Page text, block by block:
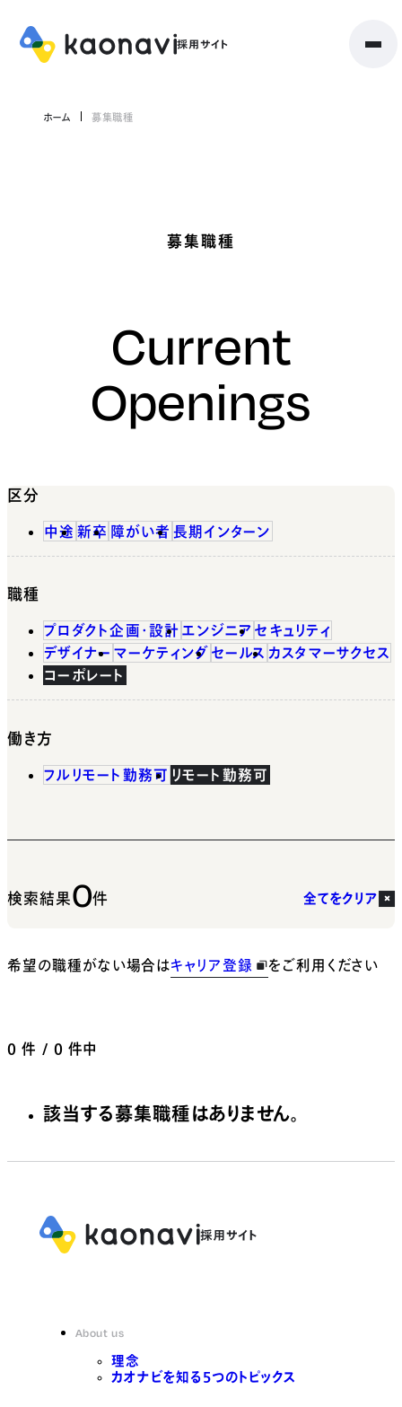
ホーム 募集職種
募集職種
Current
Openings
区分
中途 新卒 障がい者 長期インターン
職種
プロダクト企画・設計 エンジニア セキュリティ
デザイナー マーケティング セールス カスタマーサクセス
コーポレート
働き方
フルリモート勤務可 リモート勤務可
検索結果0件 全てをクリア
希望の職種がない場合はキャリア登録 をご利用ください
0 件 / 0 件中
該当する募集職種はありません。
About us
理念
カオナビを知る5つのトピックス